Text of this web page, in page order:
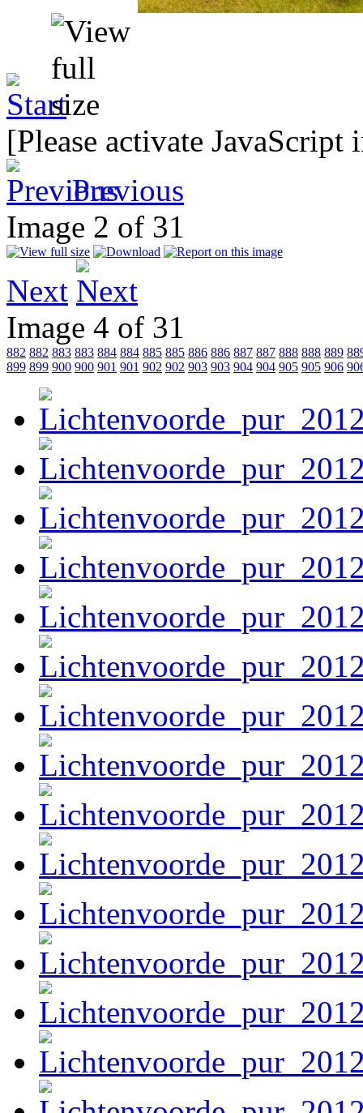
[Please activate
Previous
Image 2 of 31
Next
Image 4 of 31
882 882 883 883 884 884 885 885 886 886 887 887 888 888 889
899 899 900 900 901 901 902 902 903 903 904 904 905 905 906